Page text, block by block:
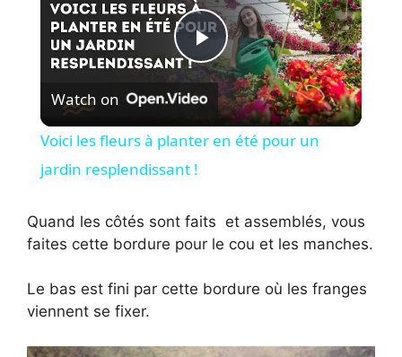
P
y
V
Watch on
Voici les fleurs à planter en été pour un
jardin resplendissant !
Quand les côtés sont faits et assemblés, vous
faites cette bordure pour le cou et les manches.
Le bas est fini par cette bordure où les franges
viennent se fixer.